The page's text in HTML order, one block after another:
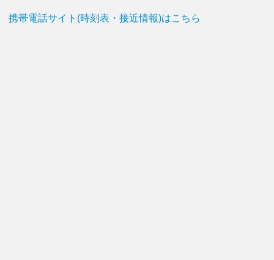
携帯電話サイト(時刻表・接近情報)はこちら